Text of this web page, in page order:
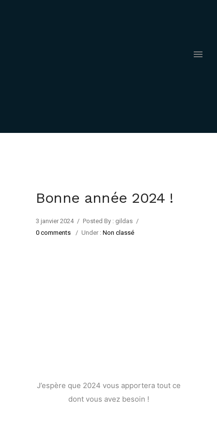
Bonne année 2024 !
3 janvier 2024 / Posted By : gildas /
0 comments
/ Under : Non classé
J’espère que 2024 vous apportera tout ce
dont vous avez besoin !